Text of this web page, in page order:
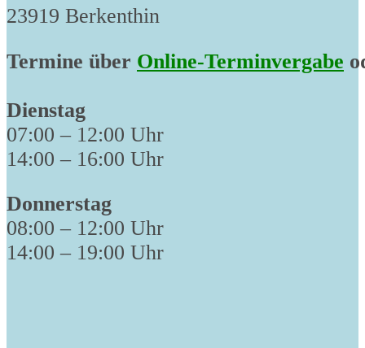
23919 Berkenthin
Termine über Online-Terminvergabe
Dienstag
07:00 – 12:00 Uhr
14:00 – 16:00 Uhr
Donnerstag
08:00 – 12:00 Uhr
14:00 – 19:00 Uhr